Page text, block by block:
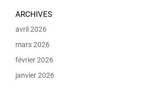
ARCHIVES
avril 2026
mars 2026
février 2026
janvier 2026